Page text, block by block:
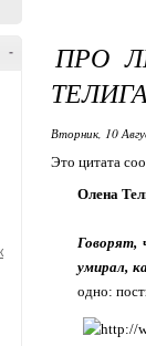
-
ПРО
Вторник, 10
Это цитата
Олена
Говорят,
умирал,
одно: